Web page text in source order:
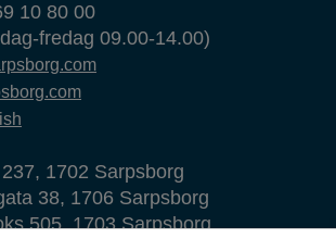
10 80 00
fredag 09.00-14.00)
1702 Sarpsborg
38, 1706 Sarpsborg
505, 1703 Sarpsborg